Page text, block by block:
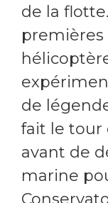
de la
de
fait le tour
avant de
marine